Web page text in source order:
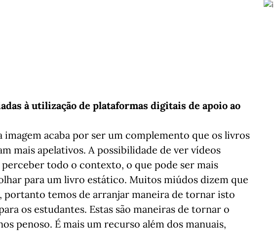
à utilização de plataformas digitais de apoio ao
imagem acaba por ser um complemento que os livros
mais apelativos. A possibilidade de ver vídeos
todo o contexto, o que pode ser mais
para um livro estático. Muitos miúdos dizem que
portanto temos de arranjar maneira de tornar isto
os estudantes. Estas são maneiras de tornar o
penoso. É mais um recurso além dos manuais,